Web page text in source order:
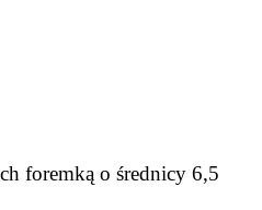
foremką o średnicy 6,5